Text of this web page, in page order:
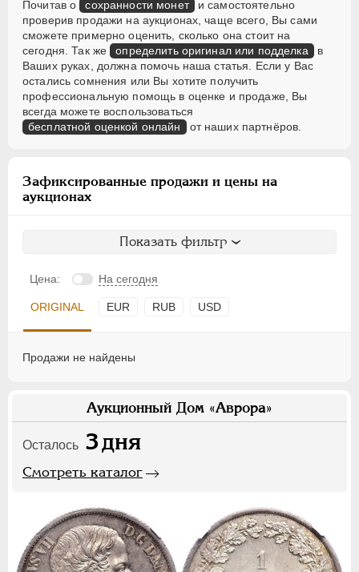
Почитав о сохранности монет и самостоятельно
проверив продажи на аукционах, чаще всего, Вы сами
сможете примерно оценить, сколько она стоит на
сегодня. Так же определить оригинал или подделка в
Ваших руках, должна помочь наша статья. Если у Вас
остались сомнения или Вы хотите получить
профессиональную помощь в оценке и продаже, Вы
всегда можете воспользоваться
бесплатной оценкой онлайн от наших партнёров.
Зафиксированные продажи и цены на
аукционах
Показать фильтр
Цена: На сегодня
ORIGINAL EUR RUB USD
Продажи не найдены
Аукционный Дом «Аврора»
Осталось 3дня
Смотреть каталог